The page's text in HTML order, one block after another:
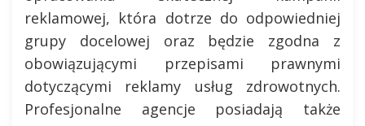
reklamowej, która dotrze do odpowiedniej
grupy docelowej oraz będzie zgodna z
obowiązującymi przepisami prawnymi
dotyczącymi reklamy usług zdrowotnych.
Profesjonalne agencje posiadają także